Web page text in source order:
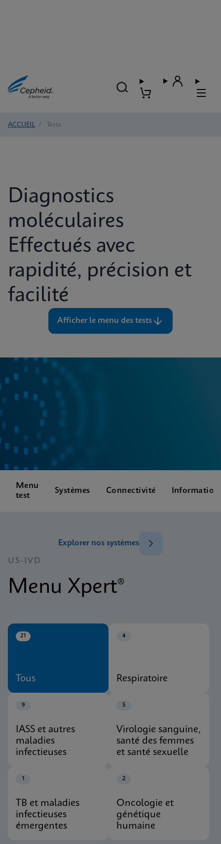
ACCUEIL / Tests
Diagnostics
moléculaires
Effectués avec
rapidité, précision et
facilité
Afficher le menu des tests
Menu
test
Systèmes Connectivité
Explorer nos systèmes
US-IVD
Menu Xpert®
21
Tous
4
Respiratoire
9
IASS et autres
maladies
infectieuses
5
Virologie sanguine,
santé des femmes
et santé sexuelle
1
TB et maladies
infectieuses
émergentes
2
Oncologie et
génétique
humaine